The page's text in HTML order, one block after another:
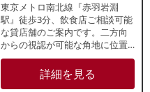
東京メトロ南北線『赤羽岩淵
駅』徒歩3分、飲食店ご相談可能
な貸店舗のご案内です。二方向
からの視認が可能な角地に位置
する3階テナント。駅からのアク
セスも良好なため、駅利用者を
中心とした集客が期待できま
詳細を見る